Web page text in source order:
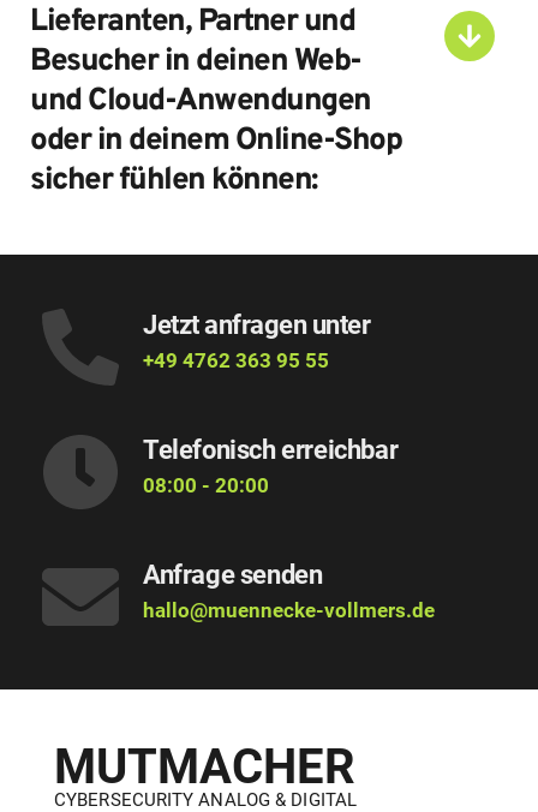
Lieferanten, Partner und
Besucher in deinen Web-
und Cloud-Anwendungen
oder in deinem Online-Shop
sicher fühlen können:
Jetzt anfragen unter
+49 4762 363 95 55
Telefonisch erreichbar
08:00 - 20:00
Anfrage senden
hallo@muennecke-vollmers.de
MUTMACHER
CYBERSECURITY ANALOG & DIGITAL